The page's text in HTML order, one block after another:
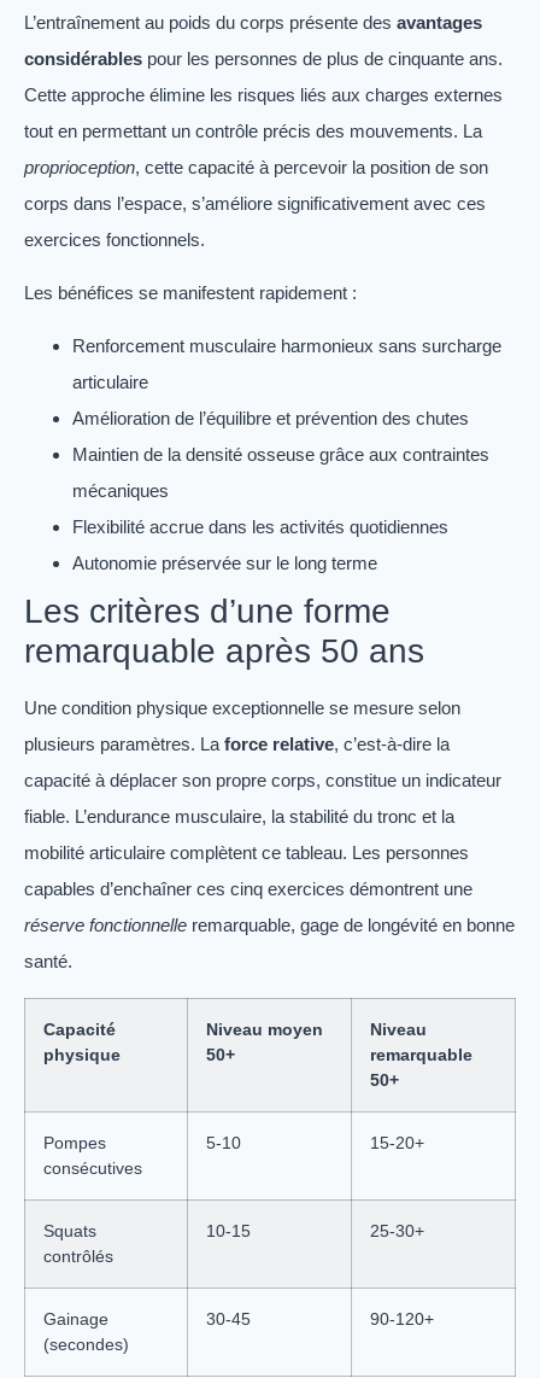
L’entraînement au poids du corps présente des avantages
considérables pour les personnes de plus de cinquante ans.
Cette approche élimine les risques liés aux charges externes
tout en permettant un contrôle précis des mouvements. La
proprioception, cette capacité à percevoir la position de son
corps dans l’espace, s’améliore significativement avec ces
exercices fonctionnels.
Les bénéfices se manifestent rapidement :
Renforcement musculaire harmonieux sans surcharge
articulaire
Amélioration de l’équilibre et prévention des chutes
Maintien de la densité osseuse grâce aux contraintes
mécaniques
Flexibilité accrue dans les activités quotidiennes
Autonomie préservée sur le long terme
Les critères d’une forme
remarquable après 50 ans
Une condition physique exceptionnelle se mesure selon
plusieurs paramètres. La force relative, c’est-à-dire la
capacité à déplacer son propre corps, constitue un indicateur
fiable. L’endurance musculaire, la stabilité du tronc et la
mobilité articulaire complètent ce tableau. Les personnes
capables d’enchaîner ces cinq exercices démontrent une
réserve fonctionnelle remarquable, gage de longévité en bonne
santé.
Capacité
physique
Niveau moyen
50+
Niveau
remarquable
50+
Pompes
consécutives
5-10 15-20+
Squats
contrôlés
10-15 25-30+
Gainage
(secondes)
30-45 90-120+